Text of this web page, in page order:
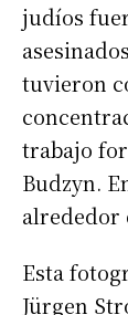
judíos
tuvieron
trabajo
Budzyn.
alrededor
Esta
Jürgen